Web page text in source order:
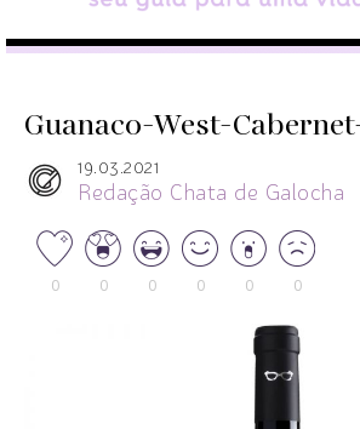
Guanaco-West-
19.03.2021
Redação Chata de Galocha
0 0 0 0 0 0